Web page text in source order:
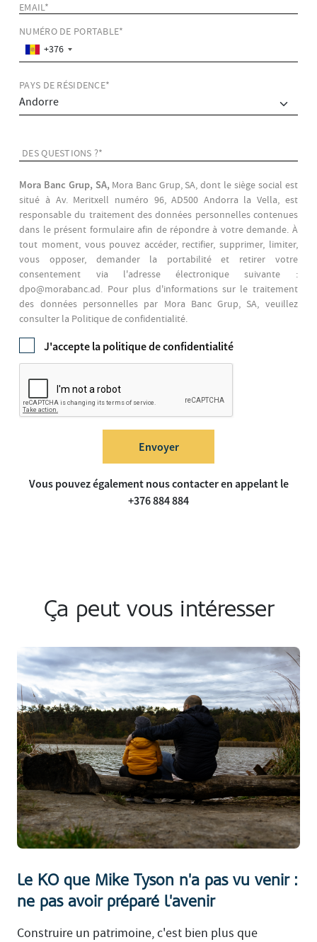
EMAIL*
NUMÉRO DE PORTABLE*
+376
PAYS DE RÉSIDENCE*
DES QUESTIONS ?*
Mora Banc Grup, SA, Mora Banc Grup, SA, dont le siège social est
situé à Av. Meritxell numéro 96, AD500 Andorra la Vella, est
responsable du traitement des données personnelles contenues
dans le présent formulaire afin de répondre à votre demande. À
tout moment, vous pouvez accéder, rectifier, supprimer, limiter,
vous opposer, demander la portabilité et retirer votre
consentement via l'adresse électronique suivante :
dpo@morabanc.ad. Pour plus d'informations sur le traitement
des données personnelles par Mora Banc Grup, SA, veuillez
consulter la Politique de confidentialité.
J'accepte la politique de confidentialité
Envoyer
Vous pouvez également nous contacter en appelant le
+376 884 884
Ça peut vous intéresser
Le KO que Mike Tyson n'a pas vu venir :
ne pas avoir préparé l'avenir
Construire un patrimoine, c'est bien plus que